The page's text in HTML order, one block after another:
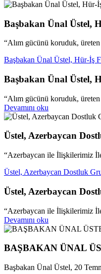
Başbakan Ünal Üstel,
“Alım gücünü koruduk,
Başbakan Ünal Üstel, Hür-İş
Başbakan Ünal Üstel,
“Alım gücünü koruduk,
Devamını oku
Üstel, Azerbaycan
“Azerbaycan ile İlişkilerimiz
Üstel, Azerbaycan Dostluk
Üstel, Azerbaycan
“Azerbaycan ile İlişkilerimiz
Devamını oku
BAŞBAKAN ÜNAL
Başbakan Ünal Üstel, 20